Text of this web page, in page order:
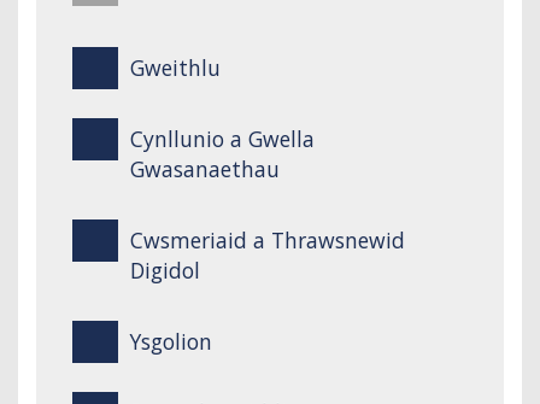
Gweithlu
Cynllunio a Gwella
Gwasanaethau
Cwsmeriaid a Thrawsnewid
Digidol
Ysgolion